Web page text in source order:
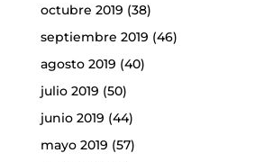
octubre 2019 (38)
septiembre 2019 (46)
agosto 2019 (40)
julio 2019 (50)
junio 2019 (44)
mayo 2019 (57)